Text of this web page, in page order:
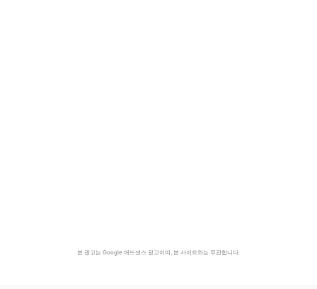
본 광고는 Google 애드센스 광고이며, 본 사이트와는 무관합니다.